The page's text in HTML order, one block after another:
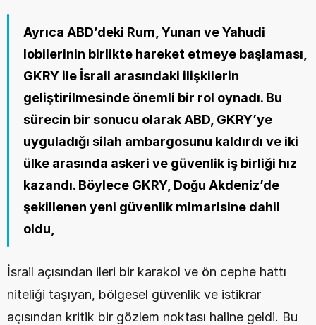
Ayrıca ABD’deki Rum, Yunan ve Yahudi
lobilerinin birlikte hareket etmeye başlaması,
GKRY ile İsrail arasındaki ilişkilerin
geliştirilmesinde önemli bir rol oynadı. Bu
sürecin bir sonucu olarak ABD, GKRY’ye
uyguladığı silah ambargosunu kaldırdı ve iki
ülke arasında askeri ve güvenlik iş birliği hız
kazandı. Böylece GKRY, Doğu Akdeniz’de
şekillenen yeni güvenlik mimarisine dahil
oldu,
İsrail açısından ileri bir karakol ve ön cephe hattı
niteliği taşıyan, bölgesel güvenlik ve istikrar
açısından kritik bir gözlem noktası haline geldi. Bu